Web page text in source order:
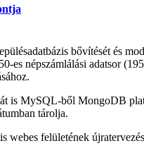
bővítését és
es népszámlálási adatsor
is MySQL-ből MongoDB
tárolja.
webes felületének